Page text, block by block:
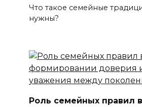
Что такое семейные
нужны?
Роль семейных правил в